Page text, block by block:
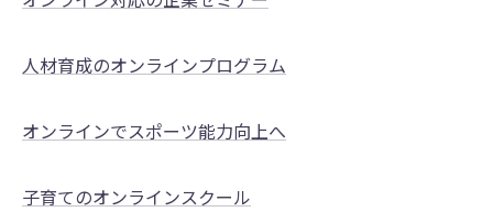
人材育成のオンラインプログラム
オンラインでスポーツ能力向上へ
子育てのオンラインスクール